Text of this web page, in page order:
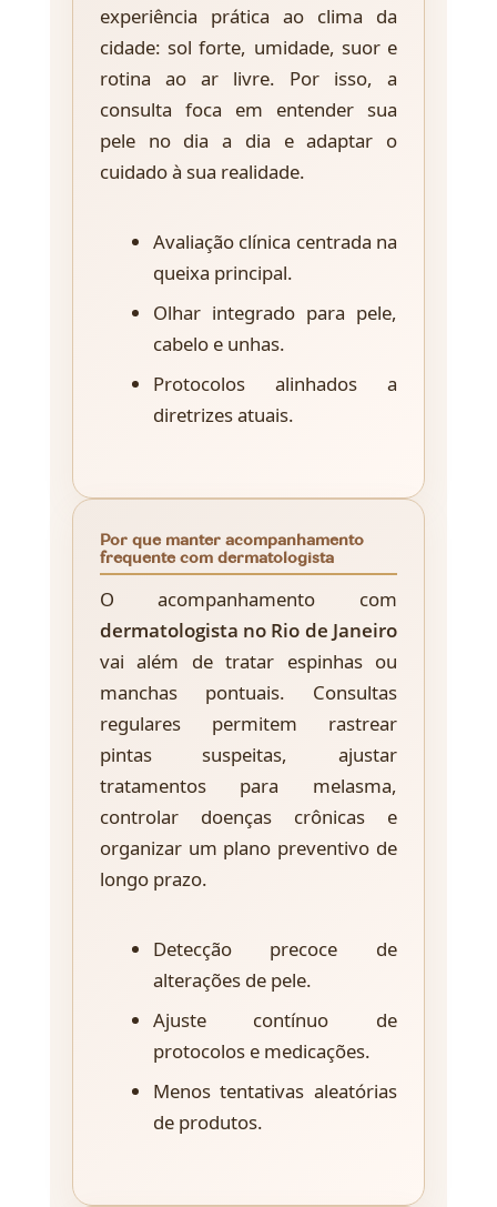
experiência prática ao clima da
cidade: sol forte, umidade, suor e
rotina ao ar livre. Por isso, a
consulta foca em entender sua
pele no dia a dia e adaptar o
cuidado à sua realidade.
Avaliação clínica centrada na
queixa principal.
Olhar integrado para pele,
cabelo e unhas.
Protocolos alinhados a
diretrizes atuais.
Por que manter acompanhamento
frequente com dermatologista
O acompanhamento com
dermatologista no Rio de Janeiro
vai além de tratar espinhas ou
manchas pontuais. Consultas
regulares permitem rastrear
pintas suspeitas, ajustar
tratamentos para melasma,
controlar doenças crônicas e
organizar um plano preventivo de
longo prazo.
Detecção precoce de
alterações de pele.
Ajuste contínuo de
protocolos e medicações.
Menos tentativas aleatórias
de produtos.